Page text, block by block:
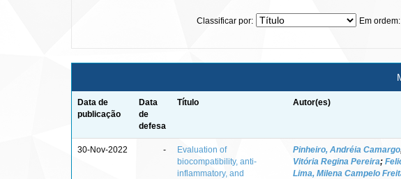
Classificar por: Em ordem:
Data de
publicação
Data
de
defesa
Título Autor(es)
30-Nov-2022 -
Evaluation of
biocompatibility, anti-
inflammatory, and
Pinheiro, Andréia Camargo
Vitória Regina Pereira;
Lima, Milena Campelo